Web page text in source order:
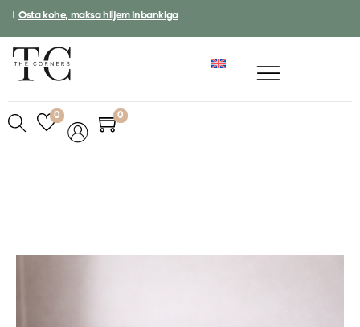
Osta kohe, maksa hiljem Inbankiga
0 0